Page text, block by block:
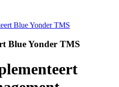
Blue Yonder TMS
Blue Yonder TMS